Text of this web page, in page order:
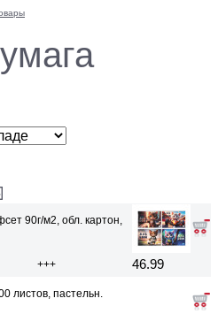
90г/м2, обл. картон,
+++ 46.99
листов, пастельн.